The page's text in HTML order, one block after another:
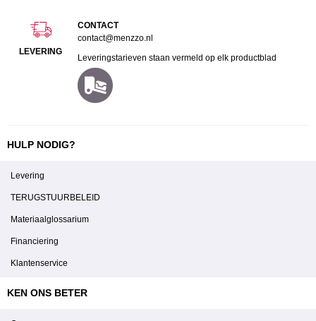
LEVERING
CONTACT
contact@menzzo.nl
Leveringstarieven staan vermeld op elk productblad
HULP NODIG?
Levering
TERUGSTUURBELEID
Materiaalglossarium
Financiering
Klantenservice
KEN ONS BETER